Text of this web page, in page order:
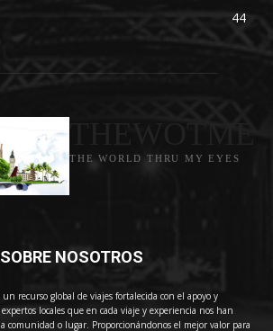
44
THE WORLD THRU MY EYES
SOBRE NOSOTROS
recurso global de viajes fortalecida con el apoyo y
locales que en cada viaje y experiencia nos han
comunidad o lugar. Proporcionándonos el mejor valor para